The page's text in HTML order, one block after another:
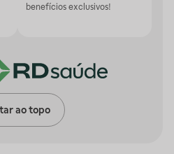
benefícios exclusivos!
ao topo